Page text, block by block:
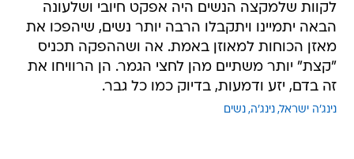
לקוות שלמקצה הנשים היה אפקט חיובי ושלעונה
הבאה יתמיינו ויתקבלו הרבה יותר נשים, שיהפכו את
מאזן הכוחות למאוזן באמת. אה ושההפקה תכניס
"קצת" יותר משתיים מהן לחצי הגמר. הן הרוויחו את
זה בדם, יזע ודמעות, בדיוק כמו כל גבר.
נינג'ה ישראל נינג'ה נשים